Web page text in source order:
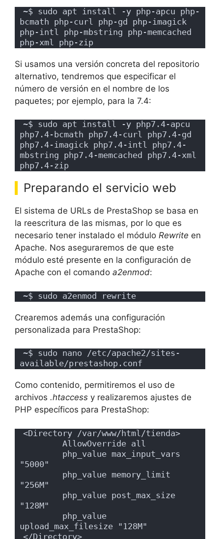
~$ sudo apt install -y php-apcu php-
bcmath php-curl php-gd php-imagick
php-intl php-mbstring php-memcached
php-xml php-zip
Si usamos una versión concreta del repositorio
alternativo, tendremos que especificar el
número de versión en el nombre de los
paquetes; por ejemplo, para la 7.4:
~$ sudo apt install -y php7.4-apcu
php7.4-bcmath php7.4-curl php7.4-gd
php7.4-imagick php7.4-intl php7.4-
mbstring php7.4-memcached php7.4-xml
php7.4-zip
Preparando el servicio web
El sistema de URLs de PrestaShop se basa en
la reescritura de las mismas, por lo que es
necesario tener instalado el módulo Rewrite en
Apache. Nos aseguraremos de que este
módulo esté presente en la configuración de
Apache con el comando a2enmod:
~$ sudo a2enmod rewrite
Crearemos además una configuración
personalizada para PrestaShop:
~$ sudo nano /etc/apache2/sites-
available/prestashop.conf
Como contenido, permitiremos el uso de
archivos .htaccess y realizaremos ajustes de
PHP específicos para PrestaShop:
<Directory /var/www/html/tienda>
        AllowOverride all
        php_value max_input_vars
"5000"
        php_value memory_limit
"256M"
        php_value post_max_size
"128M"
        php_value
upload_max_filesize "128M"
</Directory>